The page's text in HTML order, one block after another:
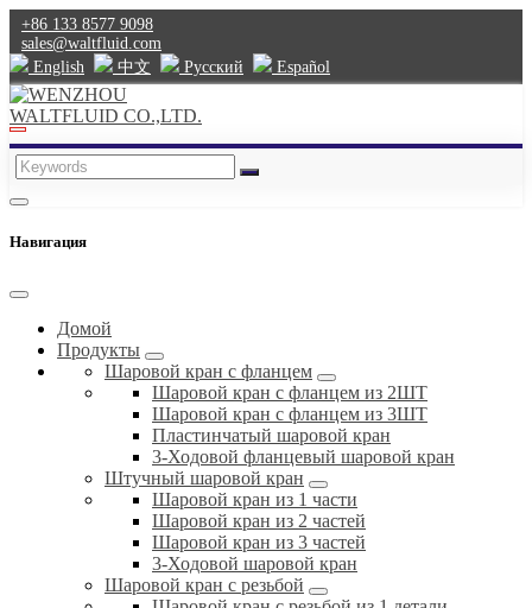
+86 133 8577 9098
sales@waltfluid.com
English
中文 Pусский Español
Навигация
Домой
Продукты
Шаровой кран с фланцем
Шаровой кран с фланцем из 2ШТ
Шаровой кран с фланцем из 3ШТ
Пластинчатый шаровой кран
3-Ходовой фланцевый шаровой кран
Штучный шаровой кран
Шаровой кран из 1 части
Шаровой кран из 2 частей
Шаровой кран из 3 частей
3-Ходовой шаровой кран
Шаровой кран с резьбой